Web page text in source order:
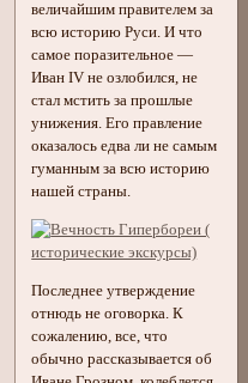
величайшим правителем за
всю историю Руси. И что
самое поразительное —
Иван IV не озлобился, не
стал мстить за прошлые
унижения. Его правление
оказалось едва ли не самым
гуманным за всю историю
нашей страны.
Последнее утверждение
отнюдь не оговорка. К
сожалению, все, что
обычно рассказывается об